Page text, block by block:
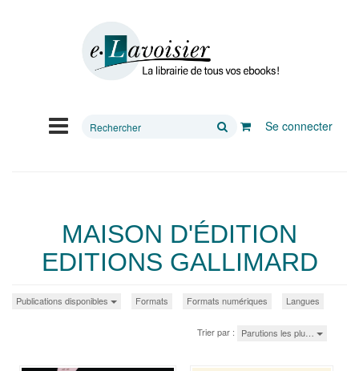
Rechercher
Se connecter
MAISON D'ÉDITION
EDITIONS GALLIMARD
Publications disponibles Formats Formats numériques Langues
Trier par : Parutions les plu…